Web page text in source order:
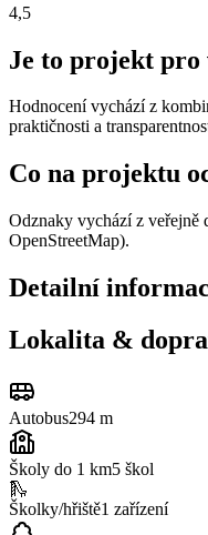
4,5
Je to projekt pro
Hodnocení vychází z
praktičnosti a
Co na projektu
Odznaky vychází z veřejně
OpenStreetMap).
Detailní
Lokalita &
Autobus294 m
Školy do 1 km5 škol
🛝
Školky/hřiště1 zařízení